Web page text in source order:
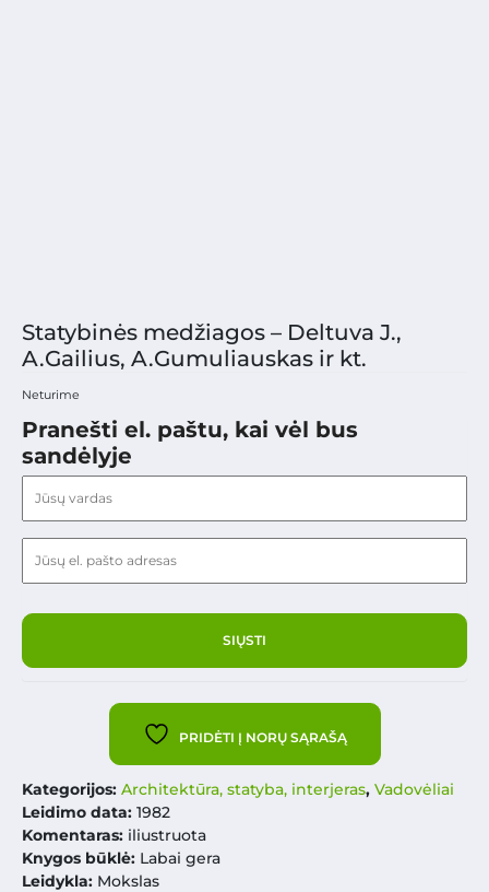
Statybinės medžiagos – Deltuva J.,
A.Gailius, A.Gumuliauskas ir kt.
Neturime
Pranešti el. paštu, kai vėl bus
sandėlyje
PRIDĖTI Į NORŲ SĄRAŠĄ
Kategorijos: Architektūra, statyba, interjeras, Vadovėliai
Leidimo data: 1982
Komentaras: iliustruota
Knygos būklė: Labai gera
Leidykla: Mokslas